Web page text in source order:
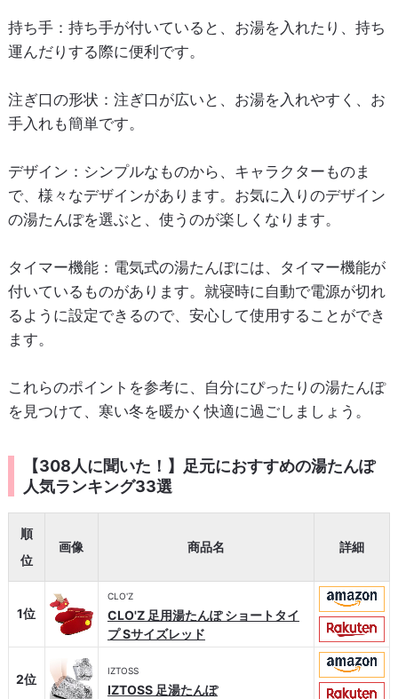
持ち手：持ち手が付いていると、お湯を入れたり、持ち
運んだりする際に便利です。
注ぎ口の形状 ：注ぎ口が広いと、お湯を入れやすく、お
手入れも簡単です。
デザイン ：シンプルなものから、キャラクターものま
で、様々なデザインがあります。お気に入りのデザイン
の湯たんぽを選ぶと、使うのが楽しくなります。
タイマー機能：電気式の湯たんぽには、タイマー機能が
付いているものがあります。就寝時に自動で電源が切れ
るように設定できるので、安心して使用することができ
ます。
これらのポイントを参考に、自分にぴったりの湯たんぽ
を見つけて、寒い冬を暖かく快適に過ごしましょう。
【308人に聞いた！】足元におすすめの湯たんぽ
人気ランキング33選
順
位
画像 商品名 詳細
1位
CLO'Z
CLO'Z 足用湯たんぽ ショートタイ
プ Sサイズレッド
2位
IZTOSS
IZTOSS 足湯たんぽ